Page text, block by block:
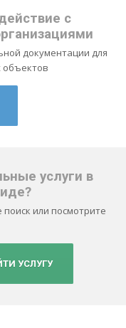
с
документации для
объектов
услуги в
поиск или посмотрите
УСЛУГУ